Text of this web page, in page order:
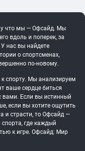
что мы — Офсайд. Мы
вдоль и поперек, за
нас вы найдете
о спортсменах,
по-новому.
к спорту. Мы анализируем
ваше сердце биться
вами. Если вы истинный
если вы хотите ощутить
и страсти, то Офсайд —
где каждый
к игре. Офсайд: Мир